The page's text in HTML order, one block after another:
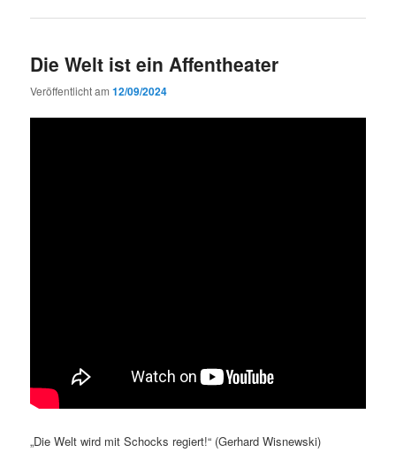
Die Welt ist ein Affentheater
Veröffentlicht am12/09/2024
„Die Welt wird mit Schocks regiert!“ (Gerhard Wisnewski)